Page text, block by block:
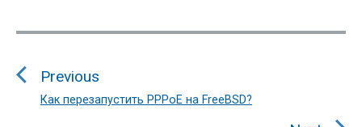
Навигация
записям
Previous
Previous
Как перезапустить PPPoE на FreeBSD?